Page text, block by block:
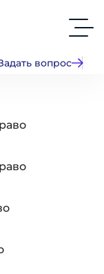
вопрос